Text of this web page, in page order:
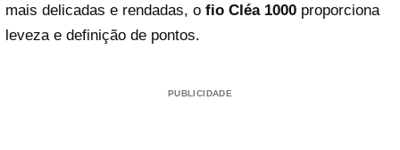
mais delicadas e rendadas, o fio Cléa 1000 proporciona
leveza e definição de pontos.
PUBLICIDADE